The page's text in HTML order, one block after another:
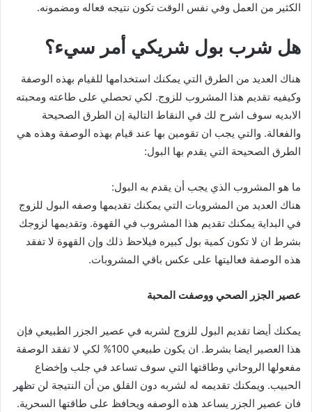
الكثير من العمل وفي نفس الوقت تكون نتيجه فعاله ومضمونه.
هل شرب بول شريكي أمر سيء؟
هناك العديد من الطرق التي يمكنك استخدامها للقيام بهذه الوصفة
وكيفيه تقديم هذا المشروب للزوج. لكي تحصلي على طاعته ومحبته
الابديه سوف اشرح لك في النقاط التالية إن الطرق الصحيحة
والفعالة. والتي يجب ان تقومين بها عند قيام بهذه الوصفة وهذه هي
الطرق الصحيحة التي يقدم بها البول:
ما هو المشروب الذي يجب أن يقدم به البول:
هناك العديد من المشروبات التي يمكنك تقديمها وصفه البول للزوج
في البداية يمكنك تقديم هذا المشروب في القهوة. وتقديمها لزوجك
بشرط ان لا تكون كمية بول كبيره فيلاحظ ذلك وإن القهوة لا تفقد
هذه الوصفة فعاليتها على عكس باقي المشروبات.
عصير الجزر الصحي ووصفت المحبة
يمكنك أيضا تقديم البول للزوج لشربه في عصير الجزر الطبيعي فإن
هذا العصير ايضا بشرط. ان يكون طبيعي 100% لكي لا تفقد الوصفة
مفعولها الروحاني وطاقتها التي سوف تساعد في جلب وإخضاع
الحبيب. ويمكنك تقديمه له لشربه دون القلق من أن النتيجة لن تظهر
فان عصير الجزر يساعد هذه الوصفه ويحافظ على طاقتها السحرية.